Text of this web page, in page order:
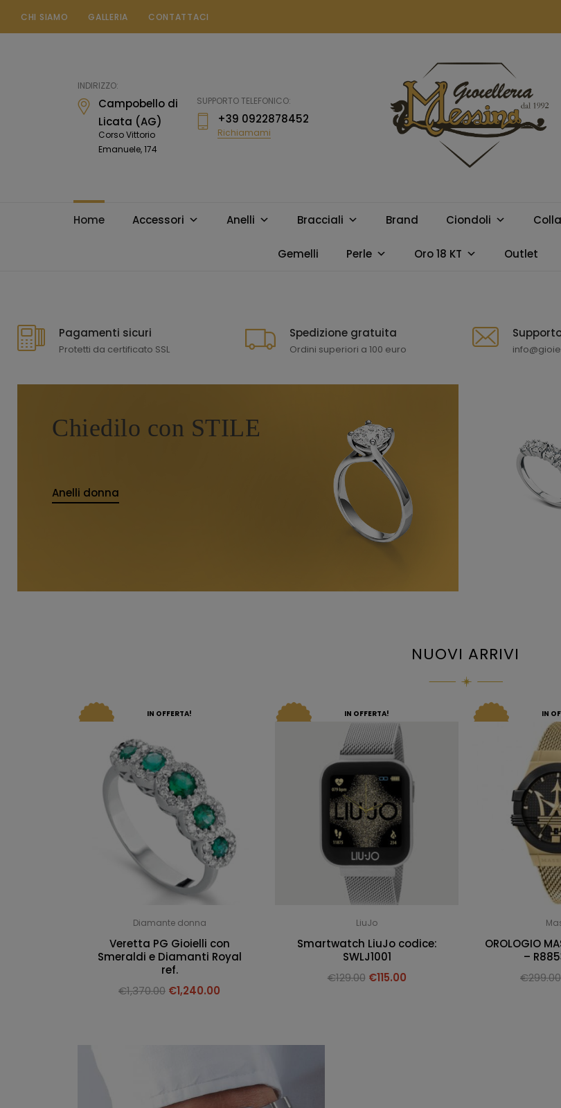
CHI SIAMO GALLERIA CONTATTACI
INDIRIZZO:
Campobello di
Licata (AG)
Corso Vittorio
Emanuele, 174
SUPPORTO TELEFONICO:
+39 0922878452
Richiamami
MESSINA
CAMPOBELLO
migliori marchi.
Home Accessori Anelli Bracciali Brand Ciondoli
Gemelli Perle Oro 18 KT Outlet
Pagamenti sicuri
Protetti da certificato SSL
Spedizione gratuita
Ordini superiori a 100 euro
Chiedilo con STILE
Anelli donna
NUOVI ARRIVI
IN OFFERTA!
Diamante donna
Veretta PG Gioielli con
Smeraldi e Diamanti Royal
ref.
€1,370.00 €1,240.00
IN OFFERTA!
LiuJo
Smartwatch LiuJo codice:
SWLJ1001
€129.00 €115.00
IN
OROLOGIO
–
€299.00